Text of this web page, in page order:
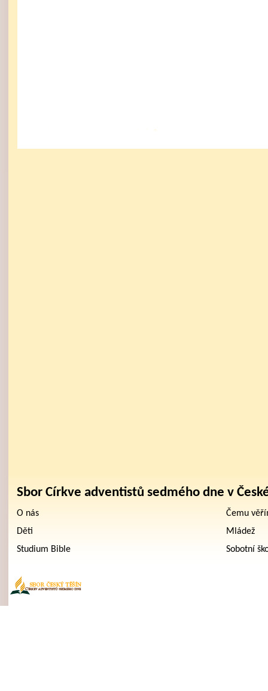
Sbor Církve adventistů sedmého dne v
O nás
Čemu
Děti
Mládež
Studium Bible
Sobotní